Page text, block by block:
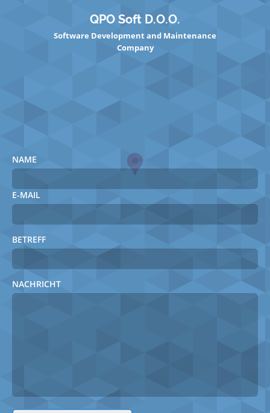
QPO Soft D.O.O.
Software Development and Maintenance
Company
NAME
E-MAIL
BETREFF
NACHRICHT